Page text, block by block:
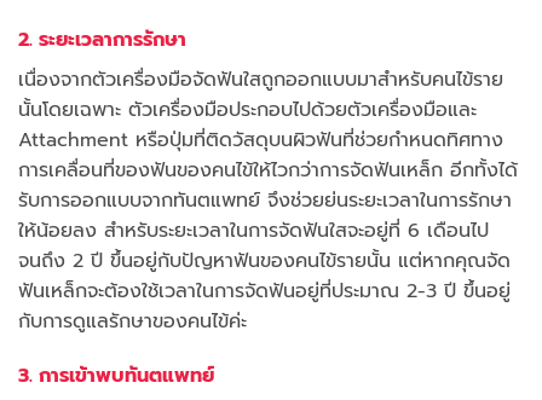
2. ระยะเวลาการรักษา
เนื่องจากตัวเครื่องมือจัดฟันใสถูกออกแบบมาสำหรับคนไข้ราย
นั้นโดยเฉพาะ ตัวเครื่องมือประกอบไปด้วยตัวเครื่องมือและ
Attachment หรือปุ่มที่ติดวัสดุบนผิวฟันที่ช่วยกำหนดทิศทาง
การเคลื่อนที่ของฟันของคนไข้ให้ไวกว่าการจัดฟันเหล็ก อีกทั้งได้
รับการออกแบบจากทันตแพทย์ จึงช่วยย่นระยะเวลาในการรักษา
ให้น้อยลง สำหรับระยะเวลาในการจัดฟันใสจะอยู่ที่ 6 เดือนไป
จนถึง 2 ปี ขึ้นอยู่กับปัญหาฟันของคนไข้รายนั้น แต่หากคุณจัด
ฟันเหล็กจะต้องใช้เวลาในการจัดฟันอยู่ที่ประมาณ 2-3 ปี ขึ้นอยู่
กับการดูแลรักษาของคนไข้ค่ะ
3. การเข้าพบทันตแพทย์